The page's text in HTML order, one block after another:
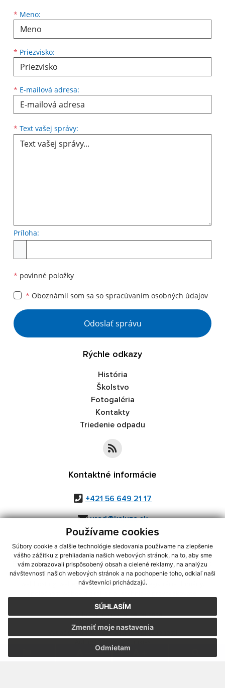
Používame cookies
Súbory cookie a ďalšie technológie sledovania používame na zlepšenie
vášho zážitku z prehliadania našich webových stránok, na to, aby sme
vám zobrazovali prispôsobený obsah a cielené reklamy, na analýzu
návštevnosti našich webových stránok a na pochopenie toho, odkiaľ naši
návštevníci prichádzajú.
SÚHLASÍM
Odmietam
Zmeniť moje nastavenia
* Meno:
Meno
* Priezvisko:
Priezvisko
* E-mailová adresa:
E-mailová adresa
* Text vašej správy:
Príloha:
* povinné položky
* Oboznámil som sa so spracúvaním osobných údajov
Google reCaptcha Response
Odoslať správu
Rýchle odkazy
História
Školstvo
Fotogaléria
Kontakty
Triedenie odpadu
Kontaktné informácie
+421 56 649 21 17
urad@kaluza.sk
využite možnosť získavania aktuálnych informácií s využitím RSS
CMS systém (redakčný) systém ECHELON 2,Mapa stránok,web portál
webex.digital, s.r.o.,domény,registrácia domény
Posledná aktualizácia:05.08.2026
Vytlačiť stránku|Vyhlásenie o prístupnosti